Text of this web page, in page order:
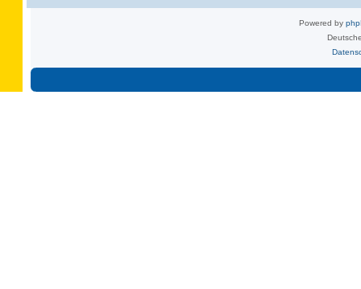
Powered by